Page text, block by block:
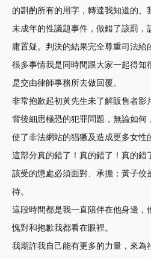
的斟酌所有的用字，轉達我知道的、
未成年的性議題事件，做錯了該罰，
庸置疑。判決的結果完全尊重司法給
很多事情我是同時間跟大家一起得知
是交由律師事務所去做回覆。
非常抱歉起初黃先生未了解販售者影
背後細思極恐的犯罪問題，無論如何
使了非法網站的猖獗及造成更多女性
這部分真的錯了！真的錯了！真的錯
該受的懲處必須面對、承擔；黃子佼
待。
這段時間都是我一直陪伴在他身邊，
愧對和抱歉我都看在眼裡。
我期許我自己能有更多的力量，來為